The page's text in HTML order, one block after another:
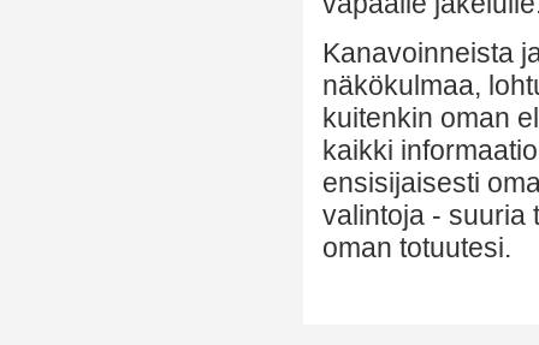
Kanavoinneista
näkökulmaa,
kuitenkin oman
kaikki
ensisijaisesti
valintoja - suuria
oman totuutesi.